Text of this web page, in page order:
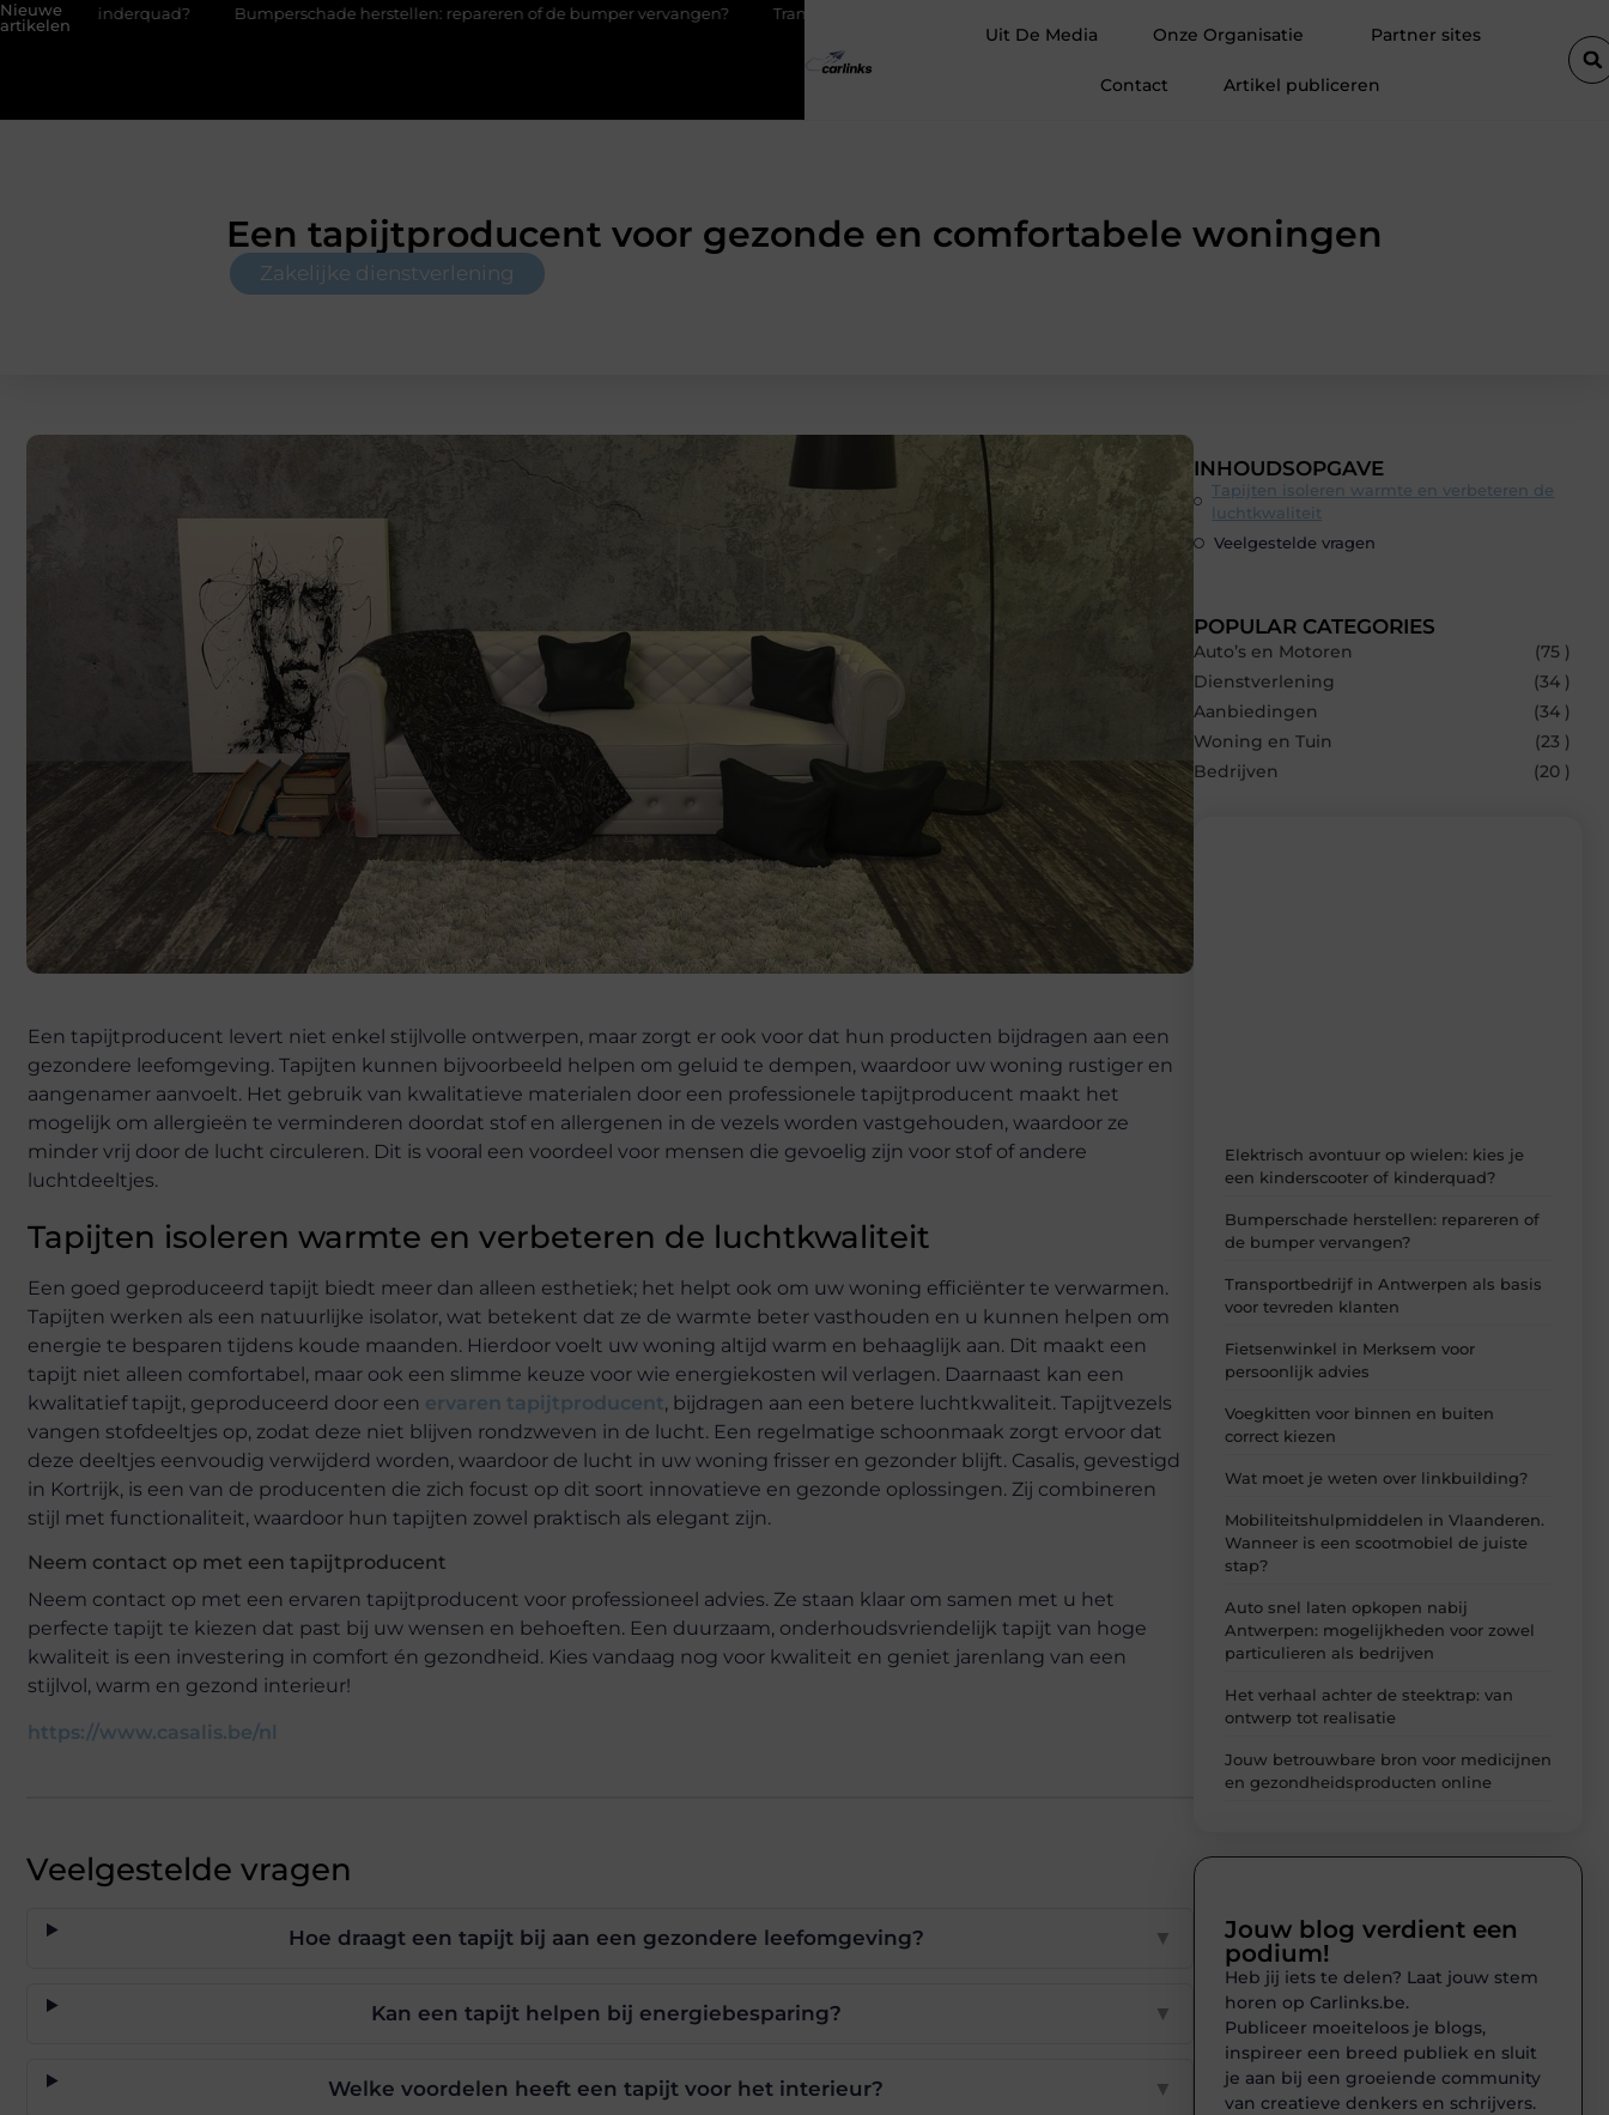
Nieuwe
artikelen
Bumperschade herstellen: repareren of de bumper vervangen? Transportbedrijf in Antwerpen als basis voor tevreden klanten
Uit De Media Onze Organisatie Partner sites
Contact Artikel publiceren
Een tapijtproducent voor gezonde en comfortabele woningen
Zakelijke dienstverlening
Een tapijtproducent levert niet enkel stijlvolle ontwerpen, maar zorgt er ook voor dat hun producten bijdragen aan een
gezondere leefomgeving. Tapijten kunnen bijvoorbeeld helpen om geluid te dempen, waardoor uw woning rustiger en
aangenamer aanvoelt. Het gebruik van kwalitatieve materialen door een professionele tapijtproducent maakt het
mogelijk om allergieën te verminderen doordat stof en allergenen in de vezels worden vastgehouden, waardoor ze
minder vrij door de lucht circuleren. Dit is vooral een voordeel voor mensen die gevoelig zijn voor stof of andere
luchtdeeltjes.
Tapijten isoleren warmte en verbeteren de luchtkwaliteit
Een goed geproduceerd tapijt biedt meer dan alleen esthetiek; het helpt ook om uw woning efficiënter te verwarmen.
Tapijten werken als een natuurlijke isolator, wat betekent dat ze de warmte beter vasthouden en u kunnen helpen om
energie te besparen tijdens koude maanden. Hierdoor voelt uw woning altijd warm en behaaglijk aan. Dit maakt een
tapijt niet alleen comfortabel, maar ook een slimme keuze voor wie energiekosten wil verlagen. Daarnaast kan een
kwalitatief tapijt, geproduceerd door een ervaren tapijtproducent, bijdragen aan een betere luchtkwaliteit. Tapijtvezels
vangen stofdeeltjes op, zodat deze niet blijven rondzweven in de lucht. Een regelmatige schoonmaak zorgt ervoor dat
deze deeltjes eenvoudig verwijderd worden, waardoor de lucht in uw woning frisser en gezonder blijft. Casalis, gevestigd
in Kortrijk, is een van de producenten die zich focust op dit soort innovatieve en gezonde oplossingen. Zij combineren
stijl met functionaliteit, waardoor hun tapijten zowel praktisch als elegant zijn.
Neem contact op met een tapijtproducent
Neem contact op met een ervaren tapijtproducent voor professioneel advies. Ze staan klaar om samen met u het
perfecte tapijt te kiezen dat past bij uw wensen en behoeften. Een duurzaam, onderhoudsvriendelijk tapijt van hoge
kwaliteit is een investering in comfort én gezondheid. Kies vandaag nog voor kwaliteit en geniet jarenlang van een
stijlvol, warm en gezond interieur!
https://www.casalis.be/nl
Veelgestelde vragen
Hoe draagt een tapijt bij aan een gezondere leefomgeving? ▼
Kan een tapijt helpen bij energiebesparing? ▼
Welke voordelen heeft een tapijt voor het interieur? ▼
INHOUDSOPGAVE
Tapijten isoleren warmte en verbeteren de
luchtkwaliteit
Veelgestelde vragen
POPULAR CATEGORIES
Auto’s en Motoren
(75 )
Dienstverlening
(34 )
Aanbiedingen
(34 )
Woning en Tuin
(23 )
Bedrijven
(20 )
Elektrisch avontuur op wielen: kies je
een kinderscooter of kinderquad?
Bumperschade herstellen: repareren of
de bumper vervangen?
Transportbedrijf in Antwerpen als basis
voor tevreden klanten
Fietsenwinkel in Merksem voor
persoonlijk advies
Voegkitten voor binnen en buiten
correct kiezen
Wat moet je weten over linkbuilding?
Mobiliteitshulpmiddelen in Vlaanderen.
Wanneer is een scootmobiel de juiste
stap?
Auto snel laten opkopen nabij
Antwerpen: mogelijkheden voor zowel
particulieren als bedrijven
Het verhaal achter de steektrap: van
ontwerp tot realisatie
Jouw betrouwbare bron voor medicijnen
en gezondheidsproducten online
Jouw blog verdient een
podium!
Heb jij iets te delen? Laat jouw stem
horen op Carlinks.be.
Publiceer moeiteloos je blogs,
inspireer een breed publiek en sluit
je aan bij een groeiende community
van creatieve denkers en schrijvers.